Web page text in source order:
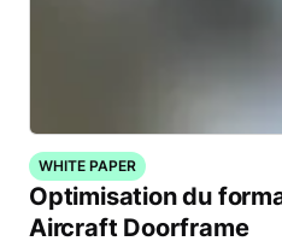
WHITE PAPER
Optimisation du
Aircraft Doorframe